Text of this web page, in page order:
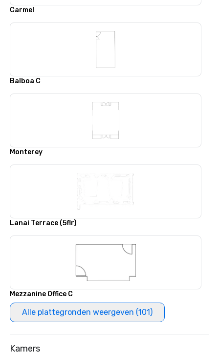
Carmel
Balboa C
Monterey
Lanai Terrace (5flr)
Mezzanine Office C
Alle plattegronden weergeven (101)
Kamers